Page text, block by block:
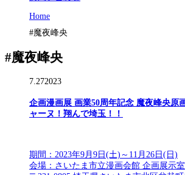
Home
#魔夜峰央
#魔夜峰央
7.272023
企画漫画展 画業50周年記念 魔夜峰央原
ャーヌ！翔んで埼玉！！
期間：2023年9月9日(土)～11月26日(日)
会場：さいたま市立漫画会館 企画展示室